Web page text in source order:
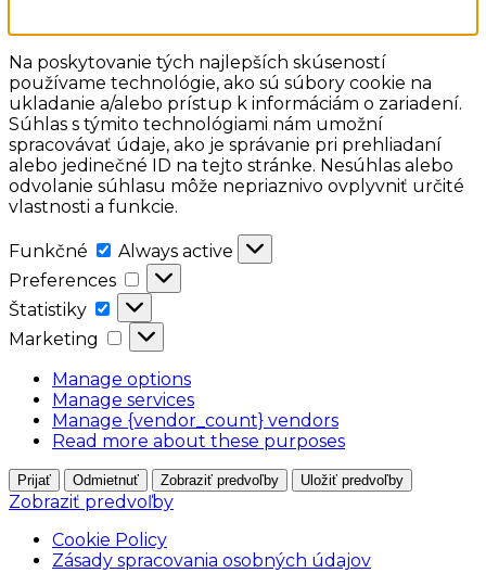
Na poskytovanie tých najlepších skúseností
používame technológie, ako sú súbory cookie na
ukladanie a/alebo prístup k informáciám o zariadení.
Súhlas s týmito technológiami nám umožní
spracovávať údaje, ako je správanie pri prehliadaní
alebo jedinečné ID na tejto stránke. Nesúhlas alebo
odvolanie súhlasu môže nepriaznivo ovplyvniť určité
vlastnosti a funkcie.
Funkčné Funkčné
Always active
Preferences
Preferences
Štatistiky
Štatistiky
Marketing
Marketing
Manage options
Manage services
Manage {vendor_count} vendors
Read more about these purposes
Prijať Odmietnuť Zobraziť predvoľby Uložiť predvoľby
Zobraziť predvoľby
Cookie Policy
Zásady spracovania osobných údajov